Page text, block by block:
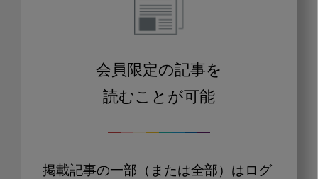
会員限定の記事を
読むことが可能
掲載記事の一部（または全部）はログ